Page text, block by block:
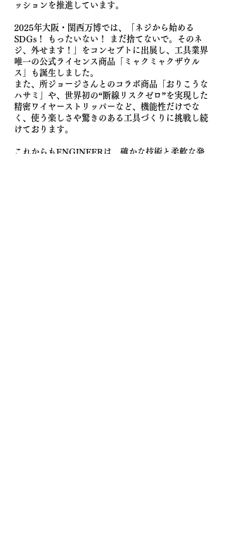
ッションを推進しています。
2025年大阪・関西万博では、「ネジから始める
SDGs！ もったいない！ まだ捨てないで。そのネ
ジ、外せます！」をコンセプトに出展し、工具業界
唯一の公式ライセンス商品「ミャクミャクザウル
ス」も誕生しました。
また、所ジョージさんとのコラボ商品「おりこうな
ハサミ」や、世界初の“断線リスクゼロ”を実現した
精密ワイヤーストリッパーなど、機能性だけでな
く、使う楽しさや驚きのある工具づくりに挑戦し続
けております。
これからもENGINEERは、確かな技術と柔軟な発